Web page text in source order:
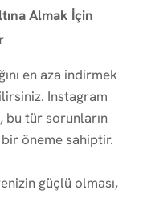
Almak İçin
en aza indirmek
Instagram
bu tür sorunların
öneme sahiptir.
güçlü olması,